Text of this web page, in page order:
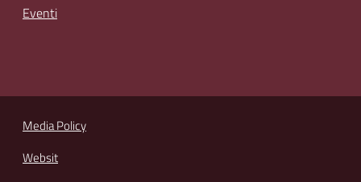
Eventi
Media Policy
Websit